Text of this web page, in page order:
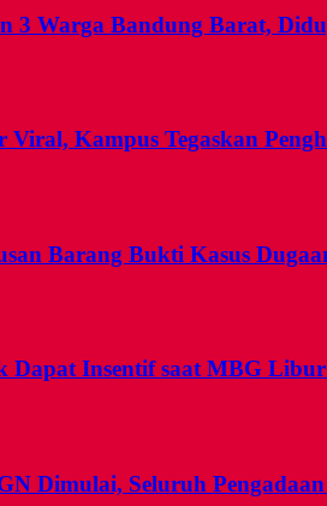
3 Warga Bandung Barat,
Viral, Kampus Tegaskan
Barang Bukti Kasus
Dapat Insentif saat MBG
Dimulai, Seluruh